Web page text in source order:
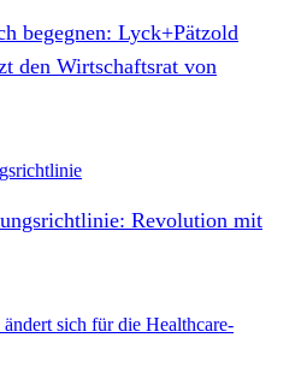
begegnen: Lyck+Pätzold
den Wirtschaftsrat von
Revolution mit